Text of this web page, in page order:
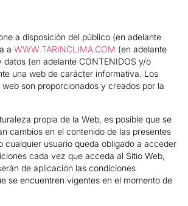
a disposición del público (en adelante
a WWW.TARINCLIMA.COM (en adelante
datos (en adelante CONTENIDOS y/o
una web de carácter informativa. Los
web son proporcionados y creados por la
propia de la Web, es posible que se
cambios en el contenido de las presentes
cualquier usuario queda obligado a acceder
cada vez que acceda al Sitio Web,
de aplicación las condiciones
se encuentren vigentes en el momento de